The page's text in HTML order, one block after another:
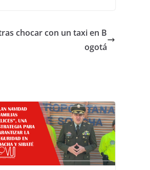
chocar con un taxi en B
ogotá